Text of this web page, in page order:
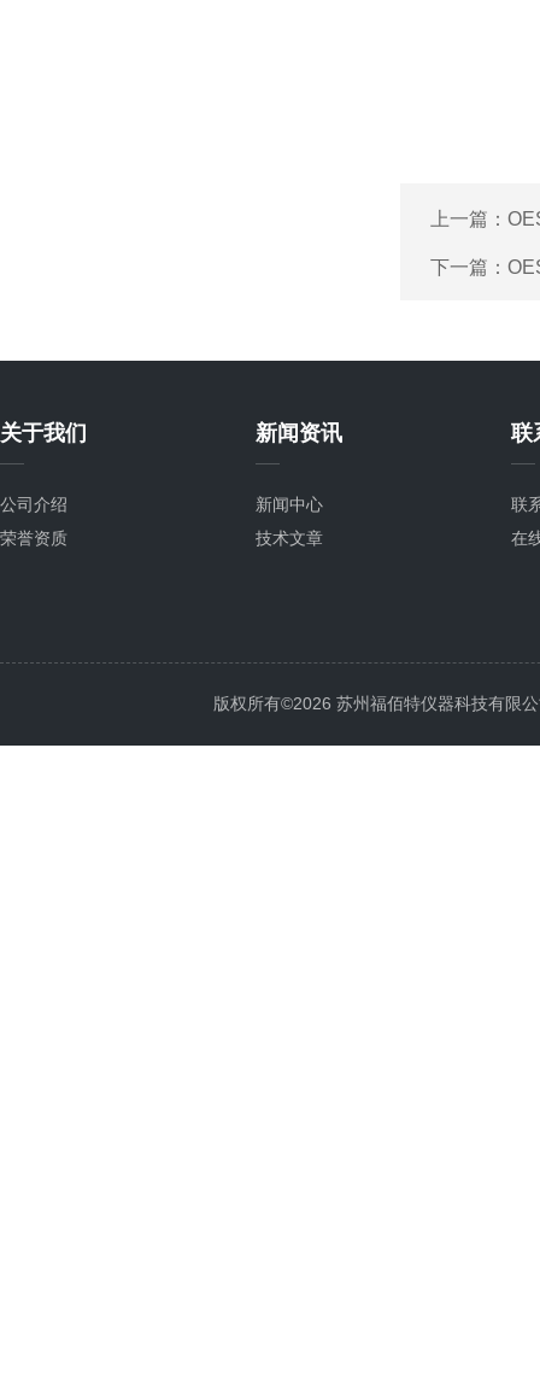
上一篇：
下一篇：
关于我们
公司介绍
荣誉资质
新闻资讯
新闻中心
技术文章
联
联
在
版权所有©2026 苏州福佰特仪器科技有限